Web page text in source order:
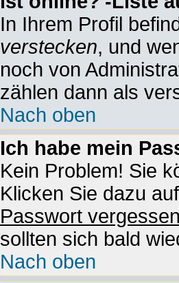
In Ihrem Profil
verstecken, und
noch von
zählen dann als
Nach oben
Ich habe mein
Kein Problem! Sie
Klicken Sie dazu
Passwort
sollten sich bald
Nach oben